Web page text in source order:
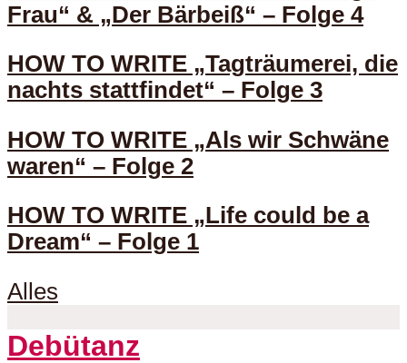
Frau“ & „Der Bärbeiß“ – Folge 4
HOW TO WRITE „Tagträumerei, die
nachts stattfindet“ – Folge 3
HOW TO WRITE „Als wir Schwäne
waren“ – Folge 2
HOW TO WRITE „Life could be a
Dream“ – Folge 1
Alles
Debütanz